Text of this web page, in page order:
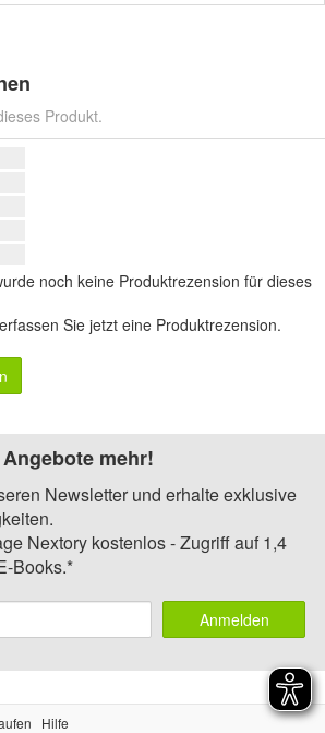
Produkt.
noch keine Produktrezension für dieses
Sie jetzt eine Produktrezension.
mehr!
Newsletter und erhalte exklusive
Nextory kostenlos - Zugriff auf 1,4
Books.*
Anmelden
Hilfe